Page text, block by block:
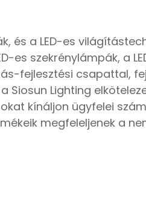
és a LED-es
es szekrénylámpák, a
fejlesztési csapattal,
Siosun Lighting
kínáljon ügyfelei
megfeleljenek a